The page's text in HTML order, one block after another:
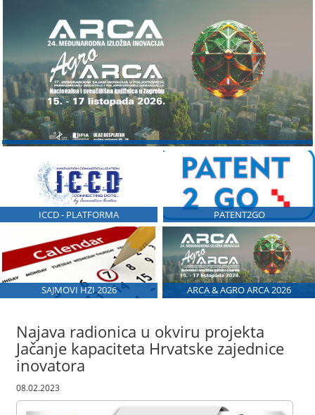
ICCD - PLATFORMA PATENT2GO
SAJMOVI HZI 2026 ARCA & AGRO ARCA 2026
Najava radionica u okviru projekta
Jačanje kapaciteta Hrvatske zajednice
inovatora
08.02.2023